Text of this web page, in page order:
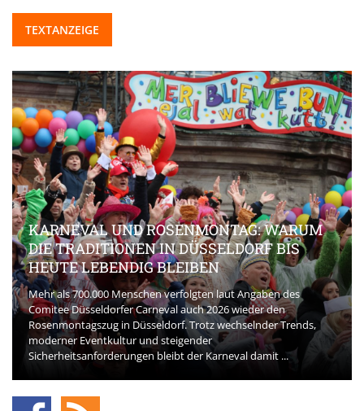
TEXTANZEIGE
KARNEVAL UND ROSENMONTAG: WARUM
DIE TRADITIONEN IN DÜSSELDORF BIS
HEUTE LEBENDIG BLEIBEN
Mehr als 700.000 Menschen verfolgten laut Angaben des
Comitee Düsseldorfer Carneval auch 2026 wieder den
Rosenmontagszug in Düsseldorf. Trotz wechselnder Trends,
moderner Eventkultur und steigender
Sicherheitsanforderungen bleibt der Karneval damit ...